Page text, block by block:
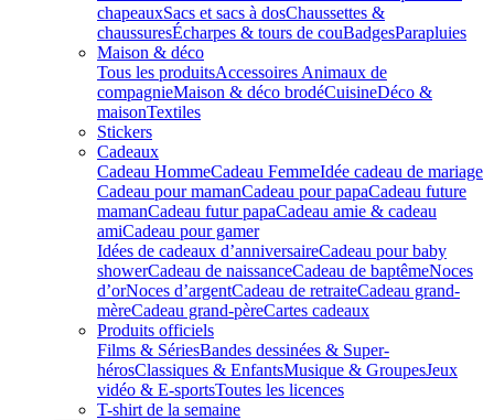
chapeauxSacs et sacs à dosChaussettes &
chaussuresÉcharpes & tours de couBadgesParapluies
Maison & déco
Tous les produitsAccessoires Animaux de
compagnieMaison & déco brodéCuisineDéco &
maisonTextiles
Stickers
Cadeaux
Cadeau HommeCadeau FemmeIdée cadeau de mariage​
Cadeau pour mamanCadeau pour papaCadeau future
mamanCadeau futur papaCadeau amie & cadeau
amiCadeau pour gamer
Idées de cadeaux d’anniversaireCadeau pour baby
showerCadeau de naissanceCadeau de baptêmeNoces
d’orNoces d’argentCadeau de retraiteCadeau grand-
mèreCadeau grand-pèreCartes cadeaux
Produits officiels
Films & SériesBandes dessinées & Super-
hérosClassiques & EnfantsMusique & GroupesJeux
vidéo & E-sportsToutes les licences
T-shirt de la semaine